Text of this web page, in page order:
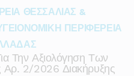
ΘΕΣΣΑΛΙΑΣ &
ΠΕΡΙΦΕΡΕΙΑ
Την Αξιολόγηση Των
2/2026 Διακήρυξης